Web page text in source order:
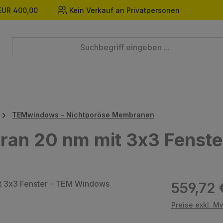
400,00 Kein Verkauf an Privatpersonen
TEMwindows - Nichtporöse Membranen
20 nm mit 3x3
Regulärer
559,72
Preise exkl.